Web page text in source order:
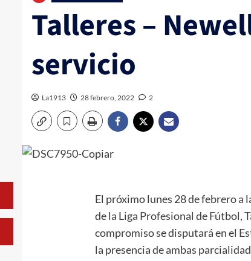
Talleres –
servicio
La1913 28 febrero, 2022 2
El próximo lunes 28 de febrero a
de la Liga Profesional de Fútbol,
compromiso se disputará en el
la presencia de ambas